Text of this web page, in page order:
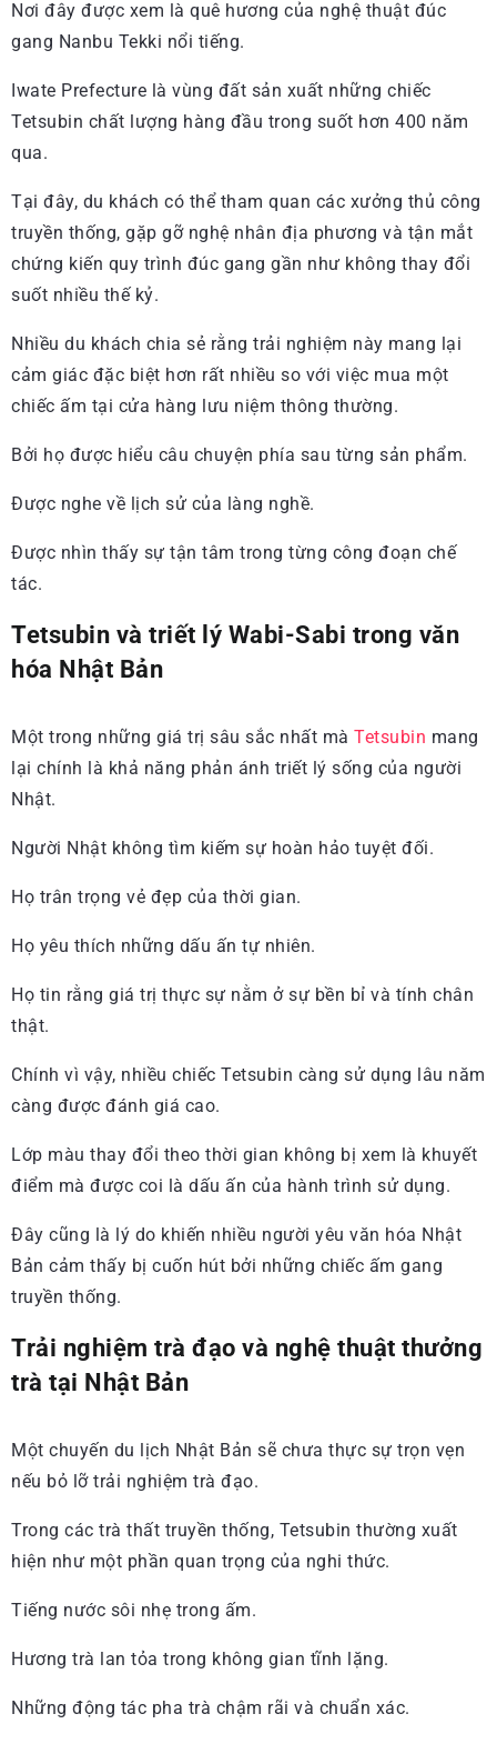
Nơi đây được xem là quê hương của nghệ thuật đúc
gang Nanbu Tekki nổi tiếng.
Iwate Prefecture là vùng đất sản xuất những chiếc
Tetsubin chất lượng hàng đầu trong suốt hơn 400 năm
qua.
Tại đây, du khách có thể tham quan các xưởng thủ công
truyền thống, gặp gỡ nghệ nhân địa phương và tận mắt
chứng kiến quy trình đúc gang gần như không thay đổi
suốt nhiều thế kỷ.
Nhiều du khách chia sẻ rằng trải nghiệm này mang lại
cảm giác đặc biệt hơn rất nhiều so với việc mua một
chiếc ấm tại cửa hàng lưu niệm thông thường.
Bởi họ được hiểu câu chuyện phía sau từng sản phẩm.
Được nghe về lịch sử của làng nghề.
Được nhìn thấy sự tận tâm trong từng công đoạn chế
tác.
Tetsubin và triết lý Wabi-Sabi trong văn
hóa Nhật Bản
Một trong những giá trị sâu sắc nhất mà Tetsubin mang
lại chính là khả năng phản ánh triết lý sống của người
Nhật.
Người Nhật không tìm kiếm sự hoàn hảo tuyệt đối.
Họ trân trọng vẻ đẹp của thời gian.
Họ yêu thích những dấu ấn tự nhiên.
Họ tin rằng giá trị thực sự nằm ở sự bền bỉ và tính chân
thật.
Chính vì vậy, nhiều chiếc Tetsubin càng sử dụng lâu năm
càng được đánh giá cao.
Lớp màu thay đổi theo thời gian không bị xem là khuyết
điểm mà được coi là dấu ấn của hành trình sử dụng.
Đây cũng là lý do khiến nhiều người yêu văn hóa Nhật
Bản cảm thấy bị cuốn hút bởi những chiếc ấm gang
truyền thống.
Trải nghiệm trà đạo và nghệ thuật thưởng
trà tại Nhật Bản
Một chuyến du lịch Nhật Bản sẽ chưa thực sự trọn vẹn
nếu bỏ lỡ trải nghiệm trà đạo.
Trong các trà thất truyền thống, Tetsubin thường xuất
hiện như một phần quan trọng của nghi thức.
Tiếng nước sôi nhẹ trong ấm.
Hương trà lan tỏa trong không gian tĩnh lặng.
Những động tác pha trà chậm rãi và chuẩn xác.